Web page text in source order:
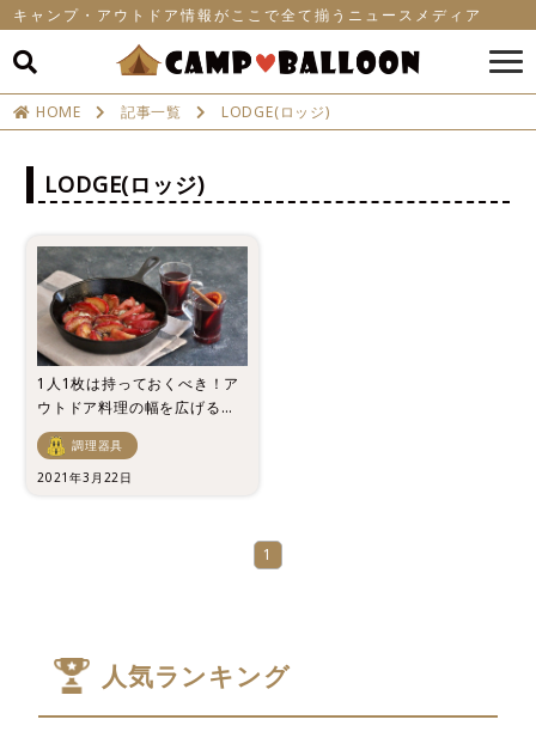
キャンプ・アウトドア情報がここで全て揃うニュースメディア
HOME 記事一覧 LODGE(ロッジ)
LODGE(ロッジ)
1人1枚は持っておくべき！ア
ウトドア料理の幅を広げるお
すすめスキレット5選
調理器具
2021年3月22日
1
人気ランキング